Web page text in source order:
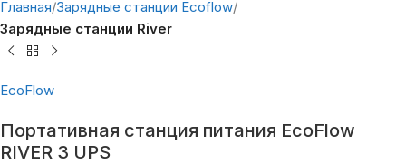
Главная Зарядные станции Ecoflow
Зарядные станции River
EcoFlow
Портативная станция питания EcoFlow
RIVER 3 UPS